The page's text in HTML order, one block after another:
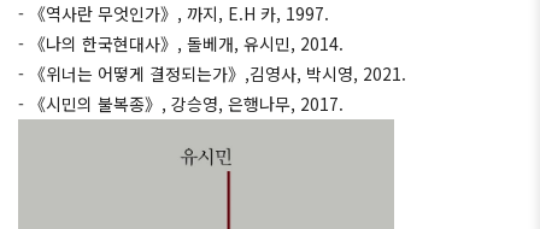
- 《역사란 무엇인가》, 까지, E.H 카, 1997.
- 《나의 한국현대사》, 돌베개, 유시민, 2014.
- 《위너는 어떻게 결정되는가》,김영사, 박시영, 2021.
- 《시민의 불복종》, 강승영, 은행나무, 2017.